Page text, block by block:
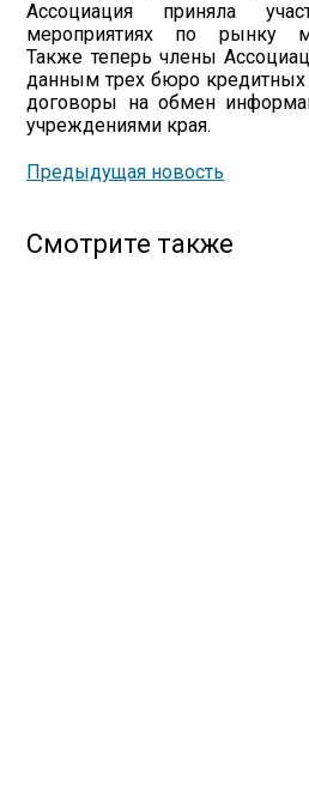
Ассоциация приняла
мероприятиях по рынку
Также теперь члены
данным трех бюро
договоры на обмен
учреждениями края.
Предыдущая новость
Смотрите также